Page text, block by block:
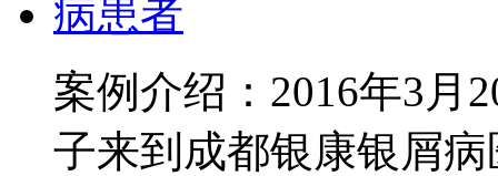
案例介绍：2016年3月
子来到成都银康银屑